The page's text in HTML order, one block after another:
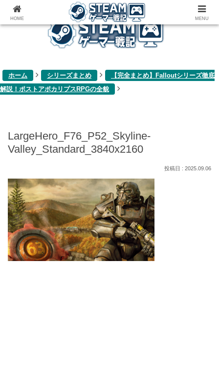
ゲーム関連雑記ブログ
ホーム シリーズまとめ
【完全まとめ】Falloutシリーズ徹底
解説！ポストアポカリプスRPGの全貌
LargeHero_F76_P52_Skyline-
Valley_Standard_3840x2160
2025.09.06
HOME MENU